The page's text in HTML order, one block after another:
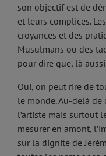
son objectif est de
et leurs complices.
croyances et des
Musulmans ou des
pour dire que, là
Oui, on peut rire de
le monde. Au-delà de
l’artiste mais surtout
mesurer en amont,
sur la dignité de